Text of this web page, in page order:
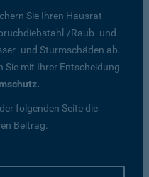
Sie Ihren Hausrat
Raub- und
und Sturmschäden ab.
Sie mit Ihrer Entscheidung
folgenden Seite die
Beitrag.